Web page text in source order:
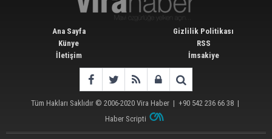
Ana Sayfa
Künye
İletişim
Gizlilik Politikası
RSS
İmsakiye
Tüm Hakları Saklıdır © 2006-2020 Vira Haber | +90 542 236 66 38 |
Haber Scripti